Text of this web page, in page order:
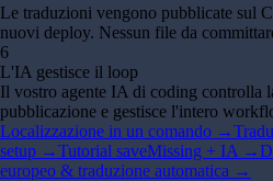
Le traduzioni vengono pubblicate sul
nuovi deploy. Nessun file da
6
L'IA gestisce il loop
Il vostro agente IA di coding controlla
pubblicazione e gestisce l'intero
Localizzazione in un comando →
setup →Tutorial saveMissing + IA →
europeo & traduzione automatica →